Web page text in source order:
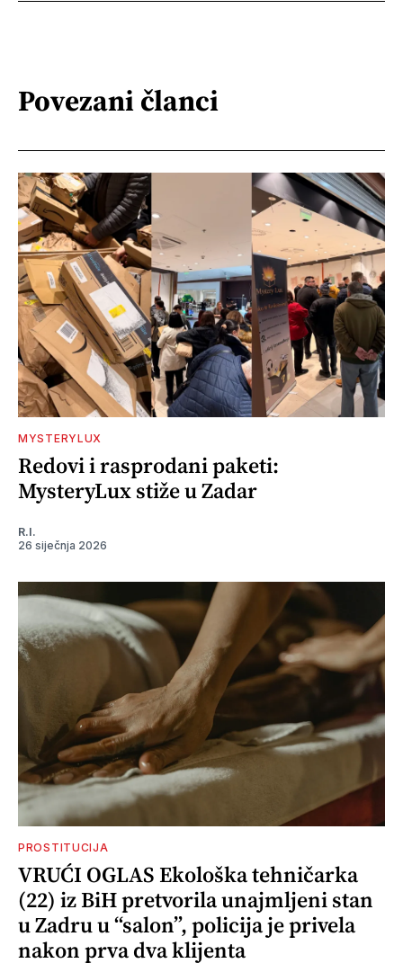
Povezani članci
MYSTERYLUX
Redovi i rasprodani paketi:
MysteryLux stiže u Zadar
R.I.
26 siječnja 2026
PROSTITUCIJA
VRUĆI OGLAS Ekološka tehničarka
(22) iz BiH pretvorila unajmljeni stan
u Zadru u “salon”, policija je privela
nakon prva dva klijenta